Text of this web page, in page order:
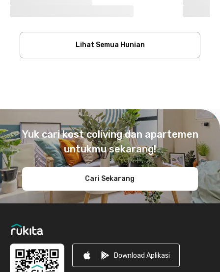
Lihat Semua Hunian
Yuk cari kost coliving dan apartemen
untukmu sekarang!
Cari Sekarang
Download Aplikasi